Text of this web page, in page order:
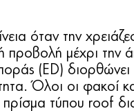
όταν την
προβολή μέχρι
(ED)
Όλοι οι φακοί
τύπου roof